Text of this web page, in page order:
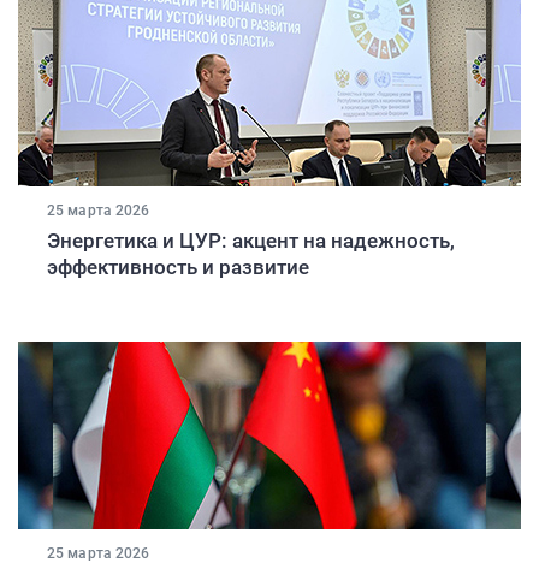
25 марта 2026
Энергетика и ЦУР: акцент на надежность,
эффективность и развитие
25 марта 2026